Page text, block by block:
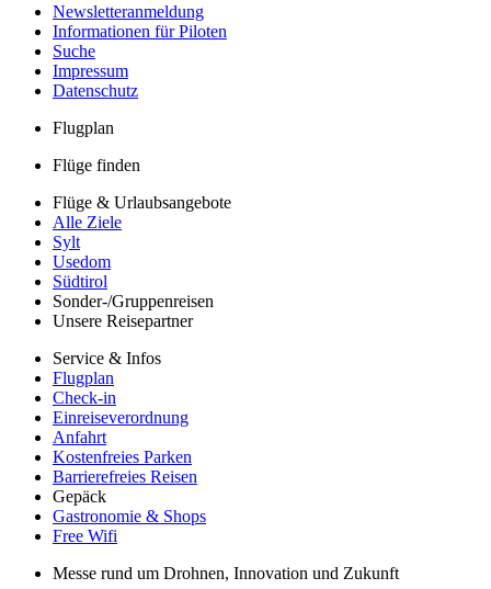
Newsletteranmeldung
Informationen für Piloten
Suche
Impressum
Datenschutz
Flugplan
Flüge finden
Flüge & Urlaubsangebote
Alle Ziele
Sylt
Usedom
Südtirol
Sonder-/Gruppenreisen
Unsere Reisepartner
Service & Infos
Flugplan
Check-in
Einreiseverordnung
Anfahrt
Kostenfreies Parken
Barrierefreies Reisen
Gepäck
Gastronomie & Shops
Free Wifi
Messe rund um Drohnen, Innovation und Zukunft